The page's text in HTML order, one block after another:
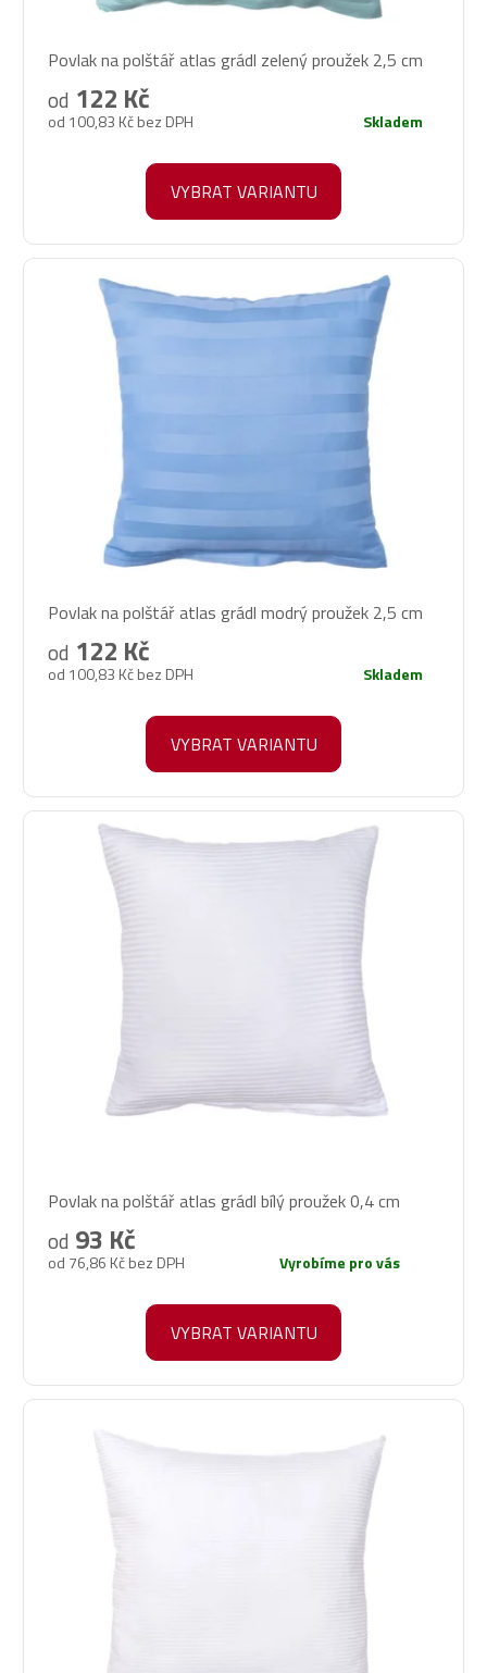
Povlak na polštář atlas grádl zelený proužek 2,5 cm
od 100,83 Kč bez DPH
od 122 Kč
Skladem
VYBRAT VARIANTU
Povlak na polštář atlas grádl modrý proužek 2,5 cm
od 100,83 Kč bez DPH
od 122 Kč
Skladem
VYBRAT VARIANTU
hodnocení
produktu
je
Povlak na polštář atlas grádl bílý proužek 0,4 cm
od 76,86 Kč bez DPH
od 93 Kč
Vyrobíme pro vás
VYBRAT VARIANTU